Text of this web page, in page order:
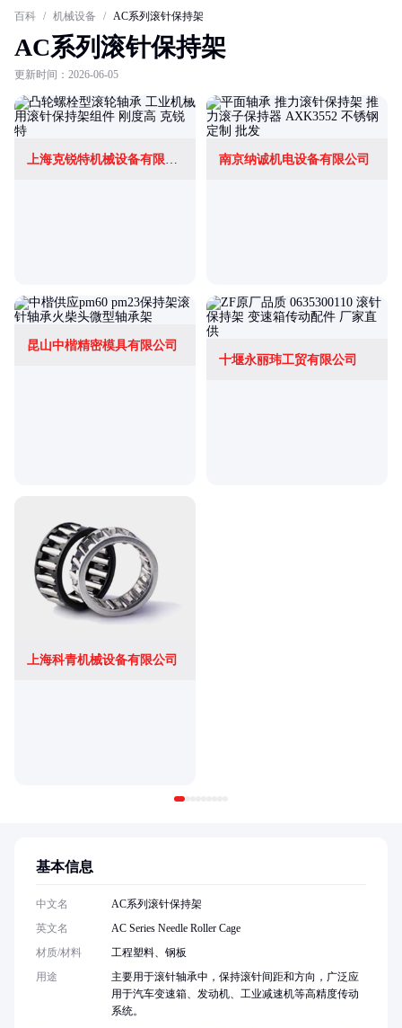
百科 / 机械设备 / AC系列滚针保持架
AC系列滚针保持架
更新时间：2026-06-05
上海克锐特机械设备有限公司 南京纳诚机电设备有限公司
昆山中楷精密模具有限公司
十堰永丽玮工贸有限公司
上海科青机械设备有限公司
基本信息
中文名
AC系列滚针保持架
英文名
AC Series Needle Roller Cage
材质/材料
工程塑料、钢板
用途
主要用于滚针轴承中，保持滚针间距和方向，广泛应
用于汽车变速箱、发动机、工业减速机等高精度传动
系统。